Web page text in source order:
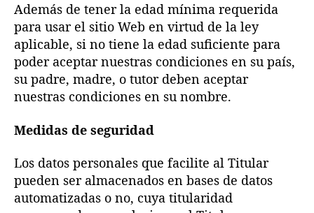
Además de tener la edad mínima requerida
para usar el sitio Web en virtud de la ley
aplicable, si no tiene la edad suficiente para
poder aceptar nuestras condiciones en su país,
su padre, madre, o tutor deben aceptar
nuestras condiciones en su nombre.
Medidas de seguridad
Los datos personales que facilite al Titular
pueden ser almacenados en bases de datos
automatizadas o no, cuya titularidad